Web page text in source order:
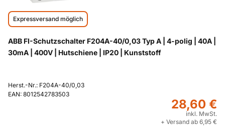
Expressversand möglich
ABB FI-Schutzschalter F204A-40/0,03 Typ A | 4-polig | 40A |
30mA | 400V | Hutschiene | IP20 | Kunststoff
Herst.-Nr.: F204A-40/0,03
EAN: 8012542783503
28,60 €
inkl. MwSt.
+ Versand ab 6,95 €